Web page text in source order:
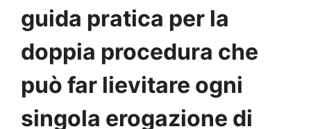
guida pratica per la
doppia procedura che
può far lievitare ogni
singola erogazione di